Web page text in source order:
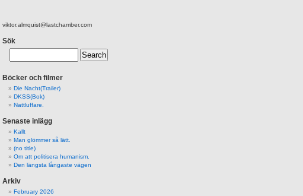
viktor.almquist@lastchamber.com
Sök
Search
Böcker och filmer
Die Nacht(Trailer)
DKSS(Bok)
Nattluffare.
Senaste inlägg
Kallt
Man glömmer så lätt.
(no title)
Om att politisera humanism.
Den längsta långaste vägen
Arkiv
February 2026